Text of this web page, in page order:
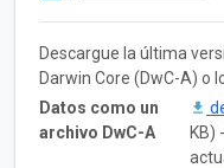
Descargue la última
Darwin Core (DwC-A) o
Datos como un
archivo DwC-A
KB)